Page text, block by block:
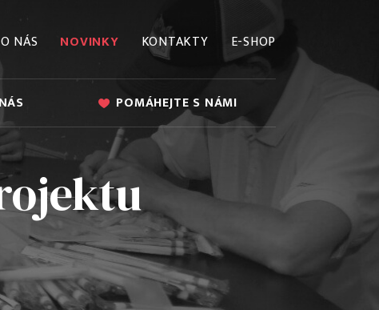
O NÁS NOVINKY KONTAKTY E-SHOP
POMÁHEJTE S NÁMI